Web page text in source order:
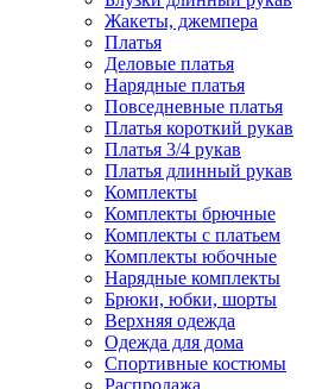
Жакеты, джемпера
Платья
Деловые платья
Нарядные платья
Повседневные платья
Платья короткий рукав
Платья 3/4 рукав
Платья длинный рукав
Комплекты
Комплекты брючные
Комплекты с платьем
Комплекты юбочные
Нарядные комплекты
Брюки, юбки, шорты
Верхняя одежда
Одежда для дома
Спортивные костюмы
Распродажа